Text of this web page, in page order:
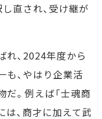
直され、受け継が
、2024年度から
も、やはり企業活
。例えば「士魂商
は、商才に加えて武